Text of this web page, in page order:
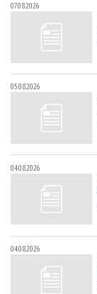
07.08.2026
05.08.2026
04.08.2026
04.08.2026